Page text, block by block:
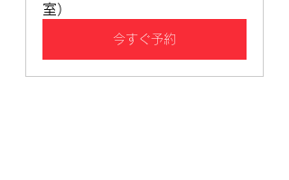
室）
今すぐ予約